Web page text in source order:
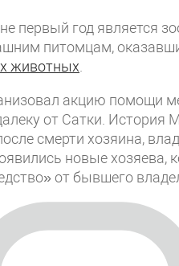
первый год является
питомцам,
животных.
акцию помощи
от Сатки.
смерти хозяина,
новые хозяева,
от бывшего